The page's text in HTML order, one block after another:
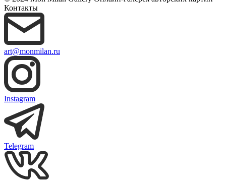
Контакты
art@monmilan.ru
Instagram
Telegram